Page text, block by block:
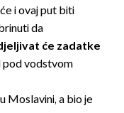
i ovaj put biti
da
će zadatke
pod vodstvom
Moslavini, a bio je